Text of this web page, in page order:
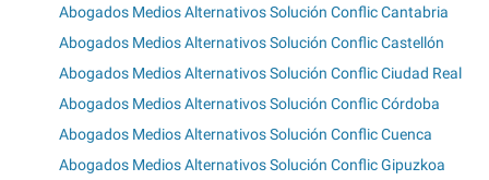
Abogados Medios Alternativos Solución Conflic Cantabria
Abogados Medios Alternativos Solución Conflic Castellón
Abogados Medios Alternativos Solución Conflic Ciudad Real
Abogados Medios Alternativos Solución Conflic Córdoba
Abogados Medios Alternativos Solución Conflic Cuenca
Abogados Medios Alternativos Solución Conflic Gipuzkoa